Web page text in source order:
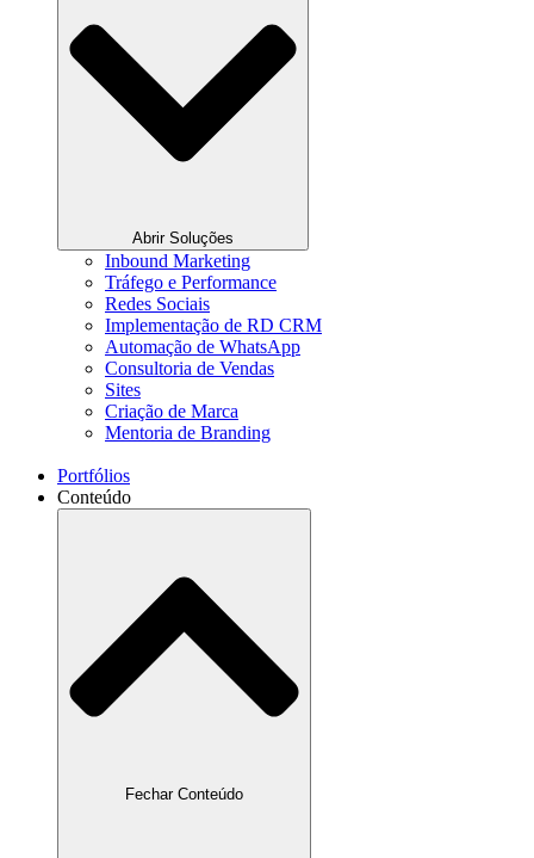
Abrir Soluções
Inbound Marketing
Tráfego e Performance
Redes Sociais
Implementação de RD CRM
Automação de WhatsApp
Consultoria de Vendas
Sites
Criação de Marca
Mentoria de Branding
Portfólios
Conteúdo
Fechar Conteúdo